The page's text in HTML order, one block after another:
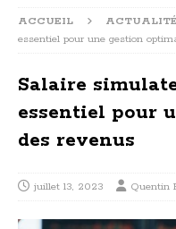
ACCUEIL ACTUALITÉ
essentiel pour une gestion
Salaire
essentiel pour
des revenus
juillet 13, 2023 Quentin